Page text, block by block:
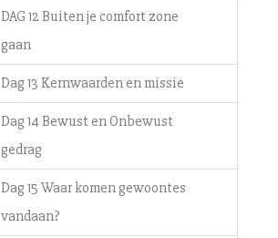
DAG 12 Buiten je comfort zone
gaan
Dag 13 Kernwaarden en missie
Dag 14 Bewust en Onbewust
gedrag
Dag 15 Waar komen gewoontes
vandaan?